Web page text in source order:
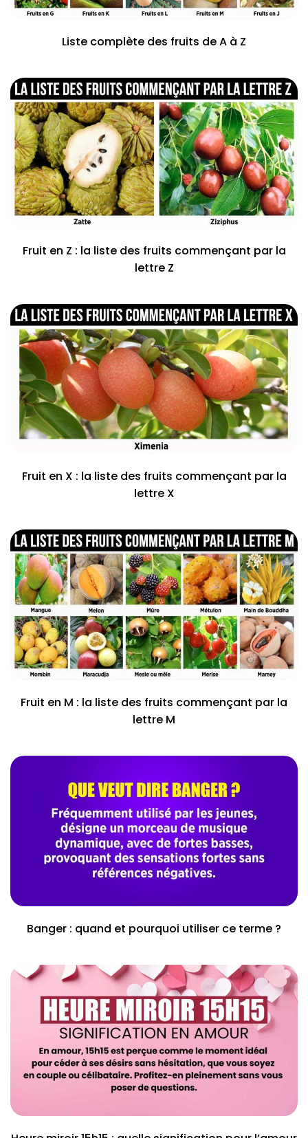
Liste complète des fruits de A à Z
Fruit en Z : la liste des fruits commençant par la
lettre Z
Fruit en X : la liste des fruits commençant par la
lettre X
Fruit en M : la liste des fruits commençant par la
lettre M
Banger : quand et pourquoi utiliser ce terme ?